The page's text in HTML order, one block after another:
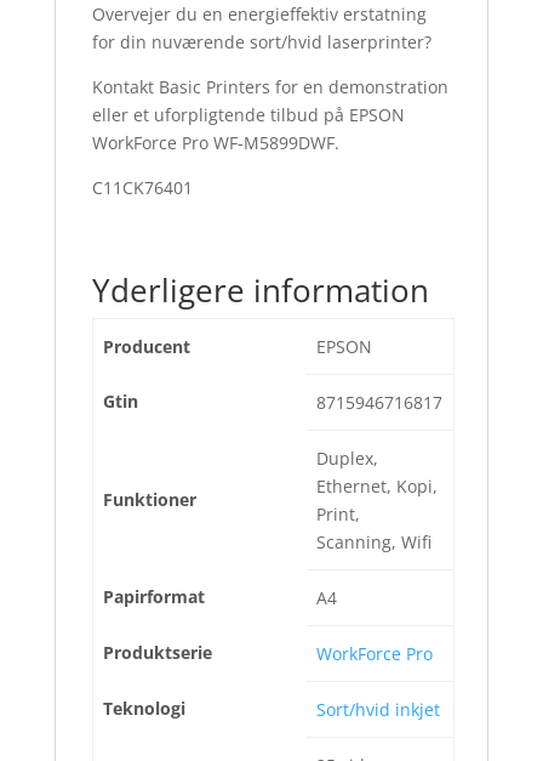
Overvejer du en energieffektiv erstatning
for din nuværende sort/hvid laserprinter?
Kontakt Basic Printers for en demonstration
eller et uforpligtende tilbud på EPSON
WorkForce Pro WF-M5899DWF.
C11CK76401
Yderligere information
Producent EPSON
Gtin 8715946716817
Funktioner
Duplex,
Ethernet, Kopi,
Print,
Scanning, Wifi
Papirformat A4
Produktserie WorkForce Pro
Teknologi Sort/hvid inkjet